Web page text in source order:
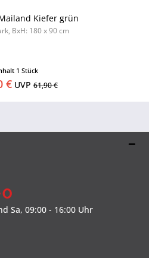
Kiefer grün
BxH: 180 x 90 cm
1 Stück
€ UVP 61,90 €
Sa, 09:00 - 16:00 Uhr